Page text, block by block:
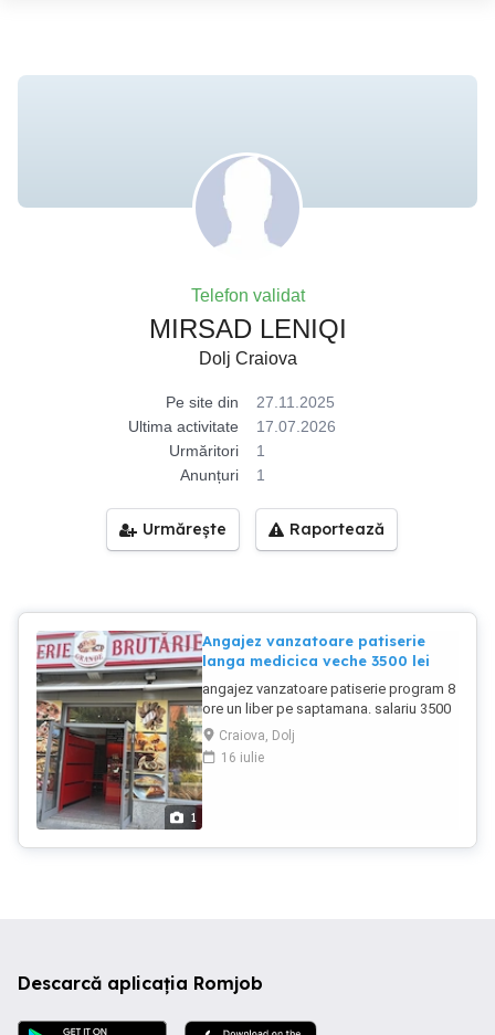
Telefon validat
MIRSAD LENIQI
Dolj Craiova
Pe site din
27.11.2025
Ultima activitate
17.07.2026
Urmăritori
1
Anunțuri
1
Urmărește Raportează
1
Angajez vanzatoare patiserie
langa medicica veche 3500 lei
angajez vanzatoare patiserie program 8
ore un liber pe saptamana. salariu 3500
lei Craiova, Dolj
16 iulie
Descarcă aplicația Romjob